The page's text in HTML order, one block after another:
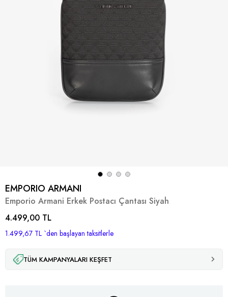
EMPORIO ARMANI
Emporio Armani Erkek Postacı Çantası Siyah
4.499,00 TL
1.499,67 TL `den başlayan taksitlerle
TÜM KAMPANYALARI KEŞFET